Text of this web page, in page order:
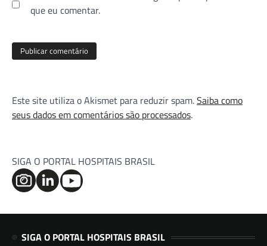
que eu comentar.
Este site utiliza o Akismet para reduzir spam.Saiba como
seus dados em comentários são processados.
SIGA O PORTAL HOSPITAIS BRASIL
SIGA O PORTAL HOSPITAIS BRASIL